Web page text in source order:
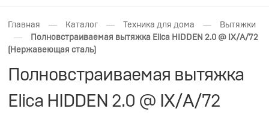
Главная — Каталог — Техника для дома — Вытяжки
—
Полновстраиваемая вытяжка Elica HIDDEN 2.0 @ IX/A/72
(Нержавеющая сталь)
Полновстраиваемая вытяжка
Elica HIDDEN 2.0 @ IX/A/72